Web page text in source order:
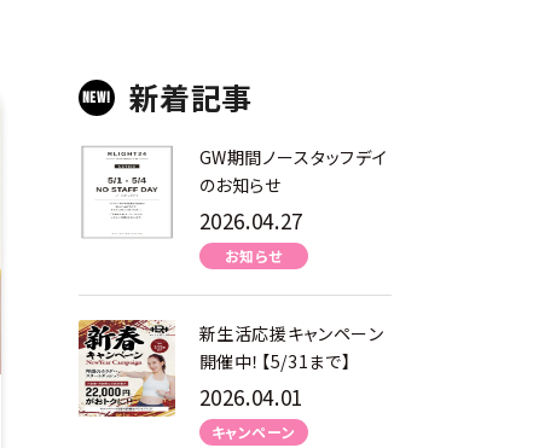
新着記事
GW期間ノースタッフデイ
のお知らせ
2026.04.27
お知らせ
新生活応援キャンペーン
開催中！【5/31まで】
2026.04.01
キャンペーン